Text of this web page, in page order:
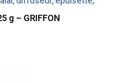
g – GRIFFON